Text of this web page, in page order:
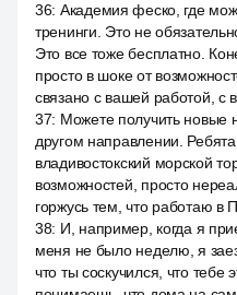
36: Академия феско, где
тренинги. Это не
Это все тоже бесплатно.
просто в шоке от
связано с вашей работой,
37: Можете получить новые
другом направлении.
владивостокский морской
возможностей, просто
горжусь тем, что работаю в
38: И, например, когда я
меня не было неделю, я
что ты соскучился, что тебе